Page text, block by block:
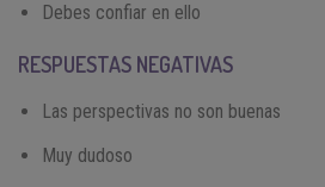
Debes confiar en ello
RESPUESTAS NEGATIVAS
Las perspectivas no son buenas
Muy dudoso